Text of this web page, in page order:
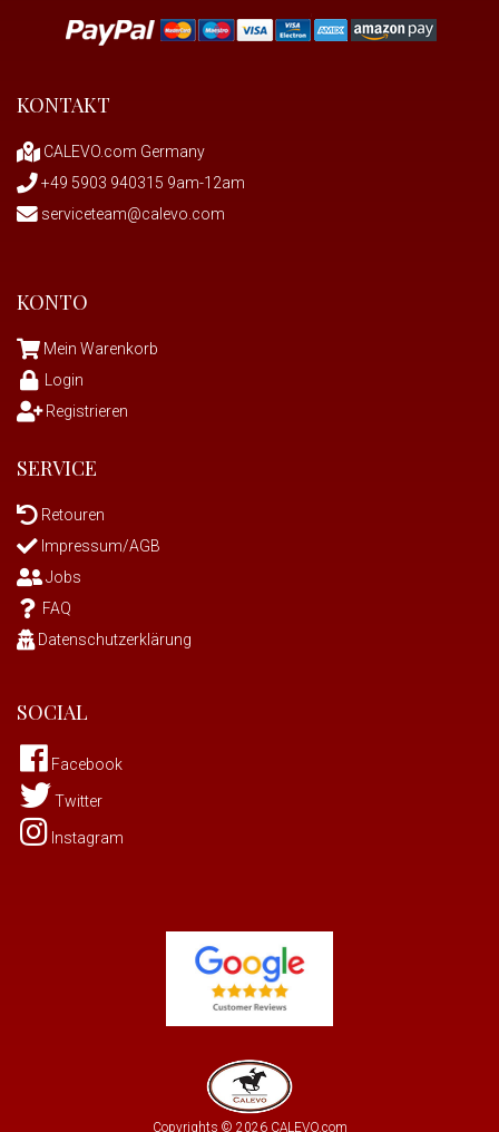
KONTAKT
CALEVO.com Germany
+49 5903 940315 9am-12am
serviceteam@calevo.com
KONTO
Mein Warenkorb
Login
Registrieren
SERVICE
Retouren
Impressum/AGB
Jobs
FAQ
Datenschutzerklärung
SOCIAL
Facebook
Twitter
Instagram
Copyrights © 2026 CALEVO.com